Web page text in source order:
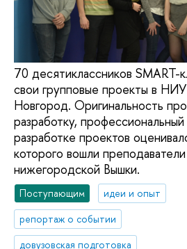
70 десятиклассников SMART-
свои групповые проекты в
Новгород. Оригинальность
разработку,
разработке проектов
которого вошли
нижегородской Вышки.
Поступающим
идеи и опыт
репортаж о событии
довузовская подготовка